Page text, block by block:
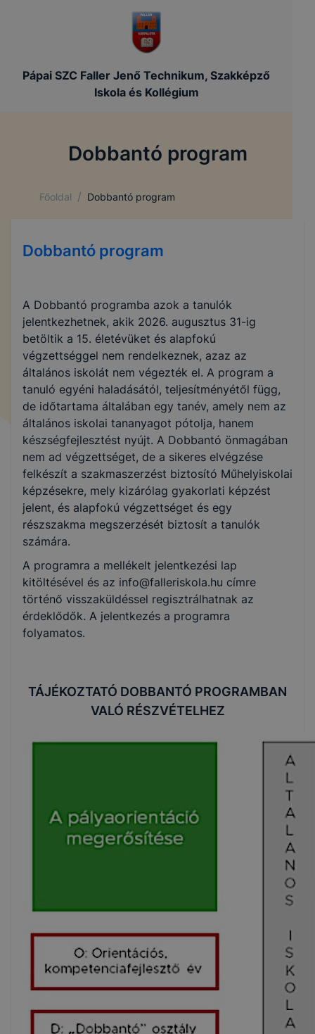
Pápai SZC Faller Jenő Technikum, Szakképző
Iskola és Kollégium
Dobbantó program
Főoldal / Dobbantó program
Dobbantó program
A Dobbantó programba azok a tanulók
jelentkezhetnek, akik 2026. augusztus 31-ig
betöltik a 15. életévüket és alapfokú
végzettséggel nem rendelkeznek, azaz az
általános iskolát nem végezték el. A program a
tanuló egyéni haladásától, teljesítményétől függ,
de időtartama általában egy tanév, amely nem az
általános iskolai tananyagot pótolja, hanem
készségfejlesztést nyújt. A Dobbantó önmagában
nem ad végzettséget, de a sikeres elvégzése
felkészít a szakmaszerzést biztosító Műhelyiskolai
képzésekre, mely kizárólag gyakorlati képzést
jelent, és alapfokú végzettséget és egy
részszakma megszerzését biztosít a tanulók
számára.
A programra a mellékelt jelentkezési lap
kitöltésével és az info@falleriskola.hu címre
történő visszaküldéssel regisztrálhatnak az
érdeklődők. A jelentkezés a programra
folyamatos.
TÁJÉKOZTATÓ DOBBANTÓ PROGRAMBAN
VALÓ RÉSZVÉTELHEZ